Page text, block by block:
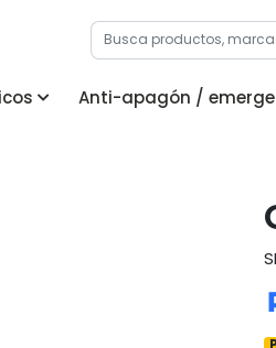
Anti-apagón /